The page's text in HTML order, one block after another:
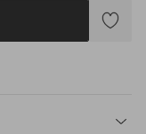
Lägg